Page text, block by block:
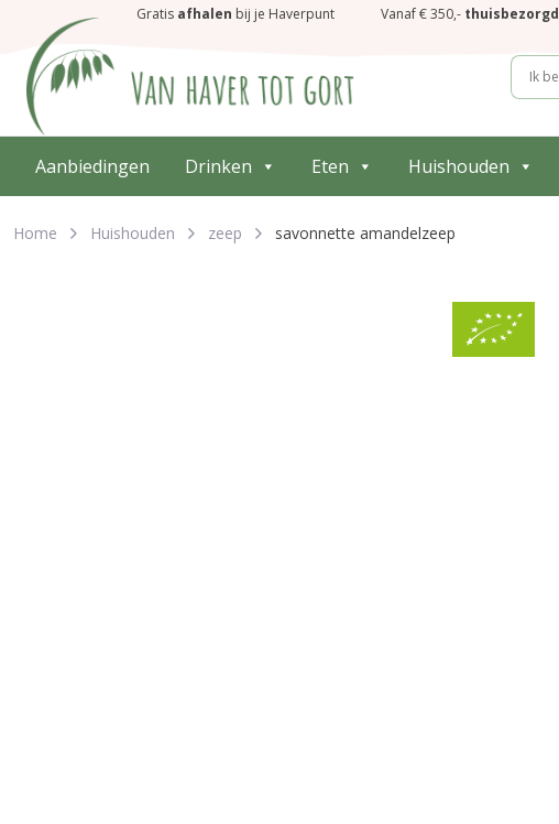
Gratis afhalen bij je Haverpunt Vanaf € 350,- thuisbezorgd
Aanbiedingen Drinken Eten Huishouden
Home Huishouden zeep savonnette amandelzeep